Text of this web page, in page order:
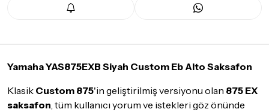
Teslimat Koşulları
tatil günlerinde teslimat yapılamamaktadır.
Seçtiğiniz ürünlerin tamamıdoremusic Sevkiyat Ekibiya da
garantisi ile adresinize teslim edilecektir.
Yamaha YAS875EXB Siyah Custom Eb Alto Saksafon
Klasik Custom 875'in geliştirilmiş versiyonu olan 875 EX
saksafon, tüm kullanıcı yorum ve istekleri göz önünde